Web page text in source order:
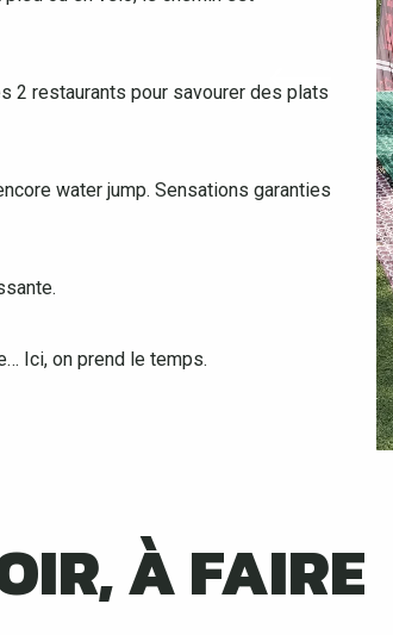
2 restaurants pour savourer des plats
water jump. Sensations garanties
Ici, on prend le temps.
À FAIRE